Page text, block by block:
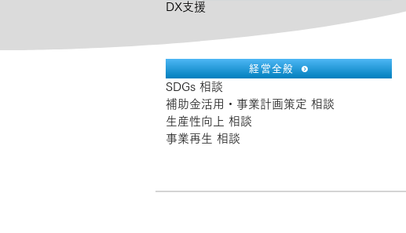
DX支援
経営全般
SDGs 相談
補助金活用・事業計画策定 相談
生産性向上 相談
事業再生 相談